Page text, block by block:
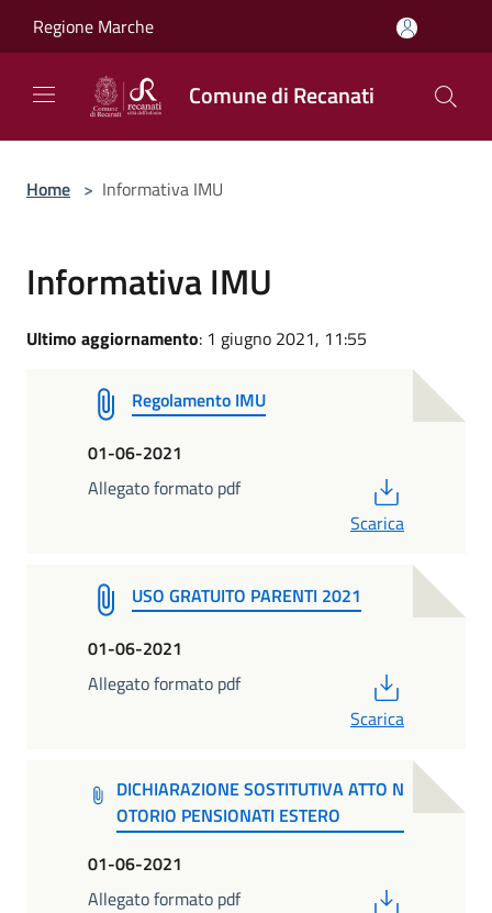
Regione Marche
Comune di Recanati
Home > Informativa IMU
Informativa IMU
Ultimo aggiornamento: 1 giugno 2021, 11:55
Regolamento IMU
01-06-2021
Allegato formato pdf
Scarica
USO GRATUITO PARENTI 2021
01-06-2021
Allegato formato pdf
Scarica
DICHIARAZIONE SOSTITUTIVA ATTO N
OTORIO PENSIONATI ESTERO
01-06-2021
Allegato formato pdf